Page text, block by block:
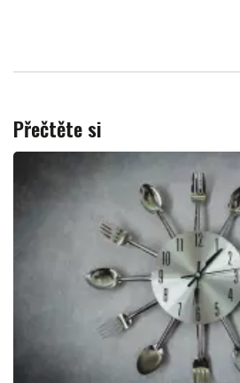
Přečtěte si